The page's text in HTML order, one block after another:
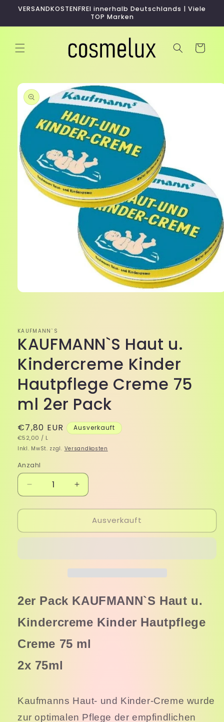
zum
VERSANDKOSTENFREI innerhalb Deutschlands | Viele
TOP Marken
Warenkorb
KAUFMANN`S
KAUFMANN`S Haut u.
Kindercreme Kinder
Hautpflege Creme 75
ml 2er Pack
Normaler
Preis
€7,80 EUR
GRUNDPREIS
€52,00 / PRO
L
Ausverkauft
Inkl. MwSt. zzgl. Versandkosten
Anzahl
Verringere
die
Menge
KAUFMANN`S
75
2er
Erhöhe
die
Menge
KAUFMANN`S
75
2er
Ausverkauft
2er Pack KAUFMANN`S Haut u.
Kindercreme Kinder Hautpflege
Creme 75 ml
2x 75ml
Kaufmanns Haut- und Kinder-Creme wurde
zur optimalen Pflege der empfindlichen